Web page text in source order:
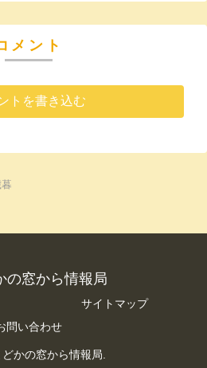
メント
トを書き込む
の窓から情報局
サイトマップ
問い合わせ
かの窓から情報局.